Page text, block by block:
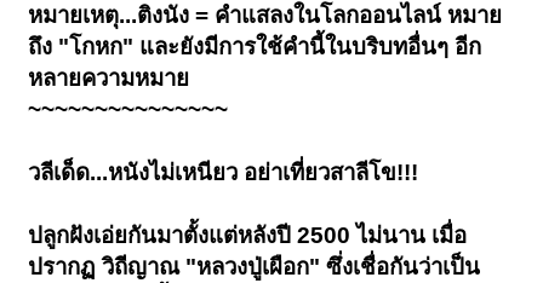
หมายเหตุ...ติงนัง = คำแสลงในโลกออนไลน์ หมาย
ถึง "โกหก" และยังมีการใช้คำนี้ในบริบทอื่นๆ อีก
หลายความหมาย
~~~~~~~~~~~~~~~
วลีเด็ด...หนังไม่เหนียว อย่าเที่ยวสาลีโข!!!
ปลูกฝังเอ่ยกันมาตั้งแต่หลังปี 2500 ไม่นาน เมื่อ
ปรากฏ วิถีญาณ "หลวงปู่เผือก" ซึ่งเชื่อกันว่าเป็น